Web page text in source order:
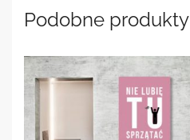
Podobne produkty